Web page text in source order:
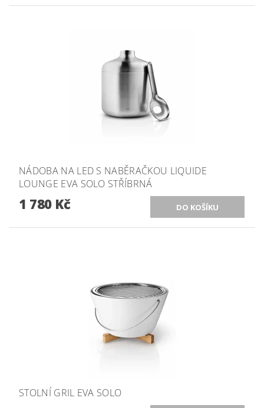
NÁDOBA NA LED S NABĚRAČKOU LIQUIDE
LOUNGE EVA SOLO STŘÍBRNÁ
1 780 Kč
STOLNÍ GRIL EVA SOLO